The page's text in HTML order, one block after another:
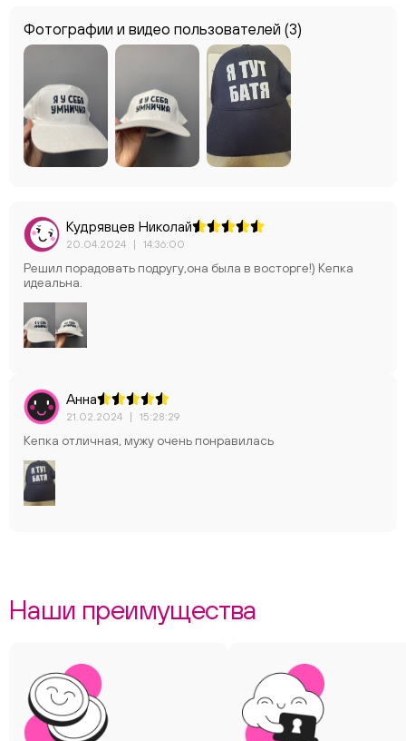
Фотографии и видео пользователей (3)
Кудрявцев Николай
20.04.2024 | 14:36:00
Решил порадовать подругу,она была в восторге!) Кепка
идеальна.
Анна
21.02.2024 | 15:28:29
Кепка отличная, мужу очень понравилась
Наши преимущества